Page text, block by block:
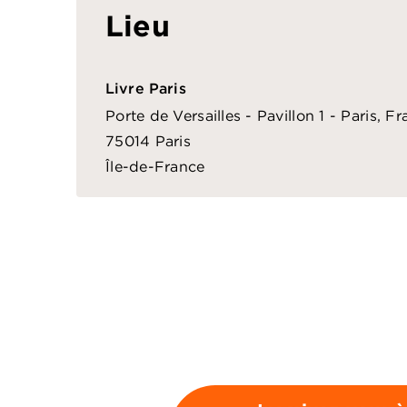
Lieu
Livre Paris
Porte de Versailles - Pavillon 1 - Paris,
75014 Paris
Île-de-France